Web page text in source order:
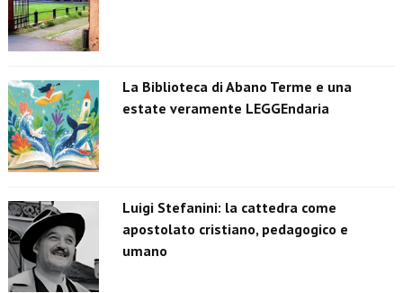
La Biblioteca di Abano Terme e una
estate veramente LEGGEndaria
Luigi Stefanini: la cattedra come
apostolato cristiano, pedagogico e
umano